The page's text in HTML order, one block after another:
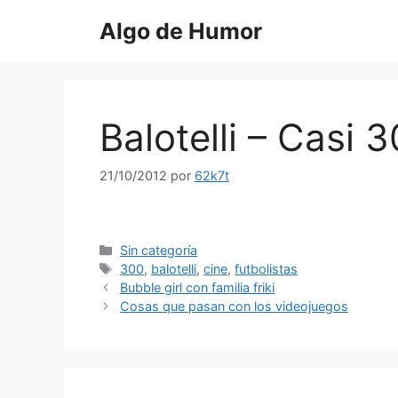
Algo de Humor
Balotelli – Casi
21/10/2012 por 62k7t
Categorías
Sin categoría
Etiquetas
300, balotelli,cine,futbolistas
Bubble girl con familia friki
Cosas que pasan con los videojuegos